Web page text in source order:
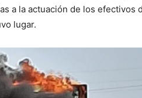
a la actuación de los efectivos
lugar.